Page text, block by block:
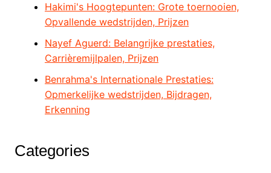
Hakimi's Hoogtepunten: Grote toernooien,
Opvallende wedstrijden, Prijzen
Nayef Aguerd: Belangrijke prestaties,
Carrièremijlpalen, Prijzen
Benrahma's Internationale Prestaties:
Opmerkelijke wedstrijden, Bijdragen,
Erkenning
Categories